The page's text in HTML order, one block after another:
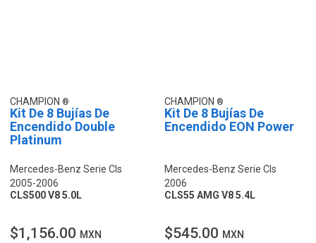
CHAMPION
Kit De 8 Bujías De
Encendido Double
Platinum
Mercedes-Benz Serie Cls
2005-2006
CLS500 V8 5.0L
$1,156.00 MXN
CHAMPION
Kit De 8 Bujías De
Encendido EON Power
Mercedes-Benz Serie Cls
2006
CLS55 AMG V8 5.4L
$545.00 MXN